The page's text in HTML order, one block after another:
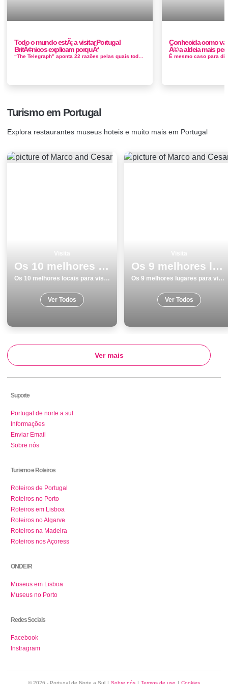
Todo o mundo estÃ¡ a visitar Portugal
BritÃ¢nicos explicam porquÃª
Conhecida como
Ã© a aldeia mais
Turismo em Portugal
Explora restaurantes museus hoteis e muito mais em Portugal
Os 10 melhores locais para visitar em Braga
Os 10 melhores locais para visitar em Braga
Ver Todos
Os 9 melhores lugares para visitar em Torres Vedras
Os 9 melhores lugares para visitar em Torres Vedras
Ver Todos
Ver mais
Suporte
Portugal de norte a sul
Informações
Enviar Email
Sobre nós
Turismo e Roteiros
Roteiros de Portugal
Roteiros no Porto
Roteiros em Lisboa
Roteiros no Algarve
Roteiros na Madeira
Roteiros nos Açoress
ONDE IR
Museus em Lisboa
Museus no Porto
Redes Sociais
Facebook
Instragram
© 2026 - Portugal de Norte a Sul | Sobre nós | Termos de uso | Cookies